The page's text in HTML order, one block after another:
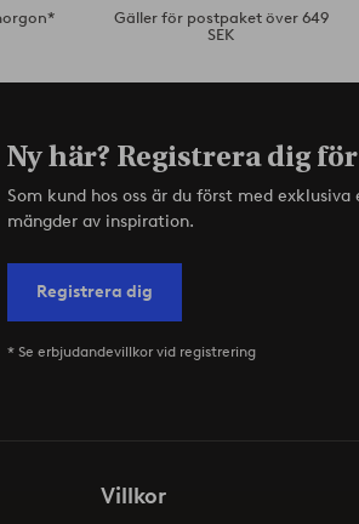
Gäller för postpaket över 649
SEK
Ny här? Registrera dig för
Som kund hos oss är du först med
mängder av inspiration.
Registrera dig
* Se erbjudandevillkor vid registrering
Villkor